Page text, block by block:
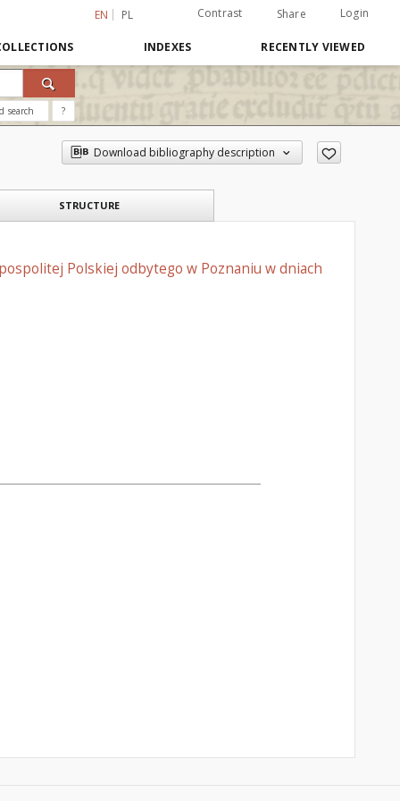
EN PL Contrast Share Login
INDEXES RECENTLY VIEWED
search ?
Download bibliography description
STRUCTURE
Polskiej odbytego w Poznaniu w dniach